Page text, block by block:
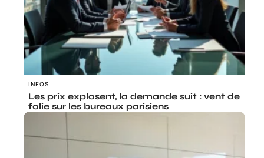
INFOS
Les prix explosent, la demande suit : vent de
folie sur les bureaux parisiens